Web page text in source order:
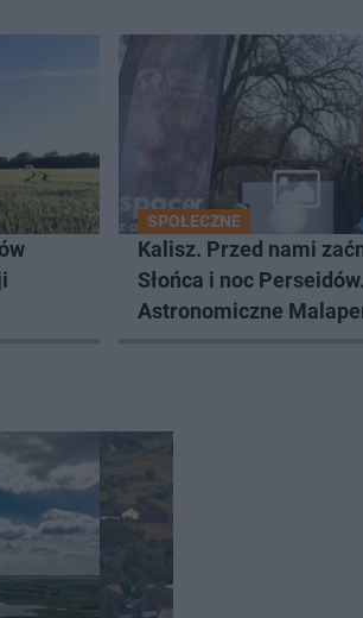
SPOŁECZNE
Kalisz. Przed nami
Słońca i noc
Astronomiczne